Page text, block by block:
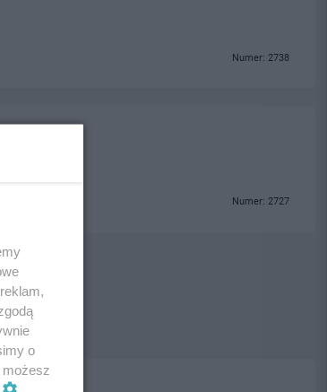
Numer: 2738
Numer: 2727
o
możesz